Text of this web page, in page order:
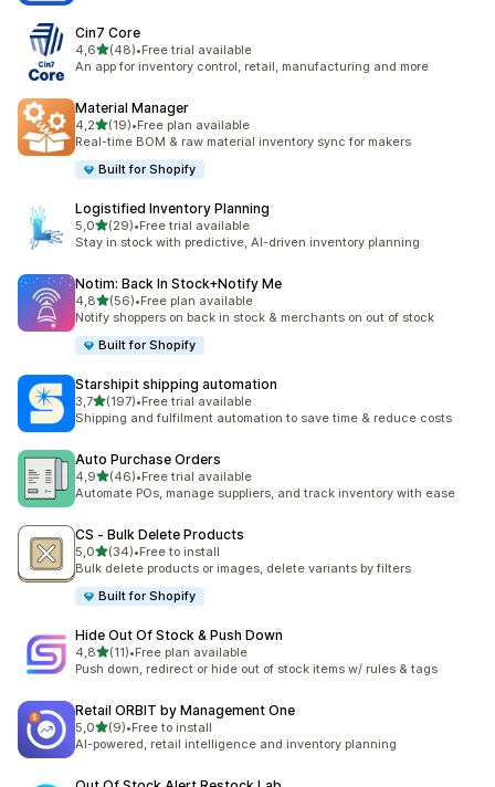
Cin7 Core
4,6stelle su 5
(48)
48 recensioni totali
•Free trial available
An app for inventory control, retail, manufacturing and more
Material Manager
4,2stelle su 5
(19)
19 recensioni totali
•Free plan available
Real-time BOM & raw material inventory sync for makers
Built for Shopify
Logistified Inventory Planning
5,0stelle su 5
(29)
29 recensioni totali
•Free trial available
Stay in stock with predictive, AI-driven inventory planning
Notim: Back In Stock+Notify Me
4,8stelle su 5
(56)
56 recensioni totali
•Free plan available
Notify shoppers on back in stock & merchants on out of stock
Built for Shopify
Starshipit shipping automation
3,7stelle su 5
(197)
197 recensioni totali
•Free trial available
Shipping and fulfilment automation to save time & reduce costs
Auto Purchase Orders
4,9stelle su 5
(46)
46 recensioni totali
•Free trial available
Automate POs, manage suppliers, and track inventory with ease
CS ‑ Bulk Delete Products
5,0stelle su 5
(34)
34 recensioni totali
•Free to install
Bulk delete products or images, delete variants by filters
Built for Shopify
Hide Out Of Stock & Push Down
4,8stelle su 5
(11)
11 recensioni totali
•Free plan available
Push down, redirect or hide out of stock items w/ rules & tags
Retail ORBIT by Management One
5,0stelle su 5
(9)
9 recensioni totali
•Free to install
AI-powered, retail intelligence and inventory planning